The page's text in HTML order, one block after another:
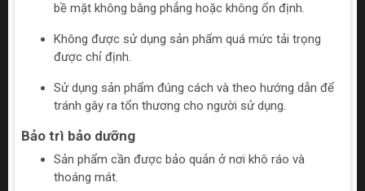
bề mặt không bằng phẳng hoặc không ổn định.
Không được sử dụng sản phẩm quá mức tải trọng
được chỉ định.
Sử dụng sản phẩm đúng cách và theo hướng dẫn để
tránh gây ra tổn thương cho người sử dụng.
Bảo trì bảo dưỡng
Sản phẩm cần được bảo quản ở nơi khô ráo và
thoáng mát.